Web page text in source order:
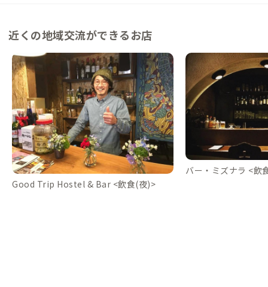
近くの地域交流ができるお店
Good Trip Hostel & Bar <飲食(夜)>
バー・ミズナラ <飲